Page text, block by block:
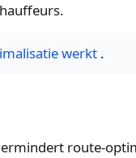
werkt .
route-